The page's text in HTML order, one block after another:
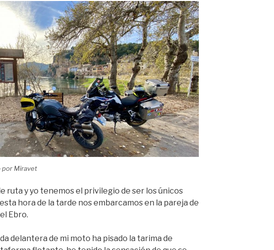
por Miravet
ruta y yo tenemos el privilegio de ser los únicos
hora de la tarde nos embarcamos en la pareja de
Ebro.
delantera de mi moto ha pisado la tarima de